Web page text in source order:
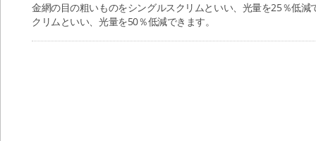
金網の目の粗いものをシングルスクリムといい、光量を25％低
クリムといい、光量を50％低減できます。